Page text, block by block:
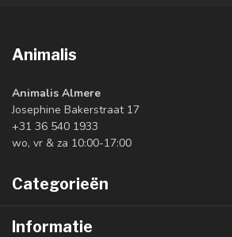
Animalis
Animalis Almere
Josephine Bakerstraat 17
+31 36 540 1933
wo, vr & za 10:00-17:00
Categorieën
Informatie